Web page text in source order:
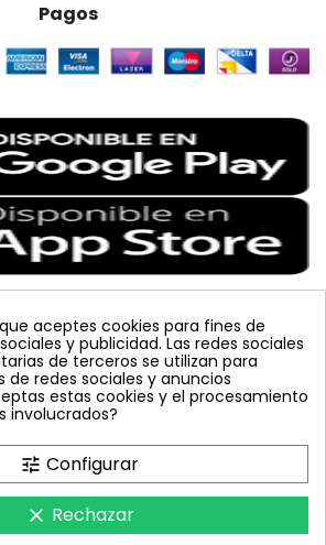
Pagos
planta
placa
mosquero feromona
sin carnet
inyecciones tronco
cromática JED
integrada polillero
aceptes cookies para fines de
y publicidad. Las redes sociales
de terceros se utilizan para
redes sociales y anuncios
estas cookies y el procesamiento
involucrados?
tune Configurar
clear Rechazar